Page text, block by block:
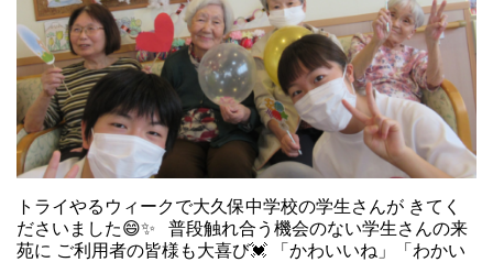
トライやるウィークで大久保中学校の学生さんが きてく
ださいました😄✨ 普段触れ合う機会のない学生さんの来
苑に ご利用者の皆様も大喜び💓 「かわいいね」「わかい